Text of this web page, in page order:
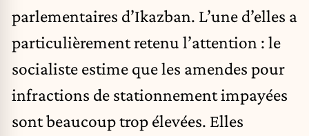
parlementaires d’Ikazban. L’une d’elles a
particulièrement retenu l’attention : le
socialiste estime que les amendes pour
infractions de stationnement impayées
sont beaucoup trop élevées. Elles